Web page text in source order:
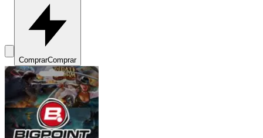
ComprarComprar